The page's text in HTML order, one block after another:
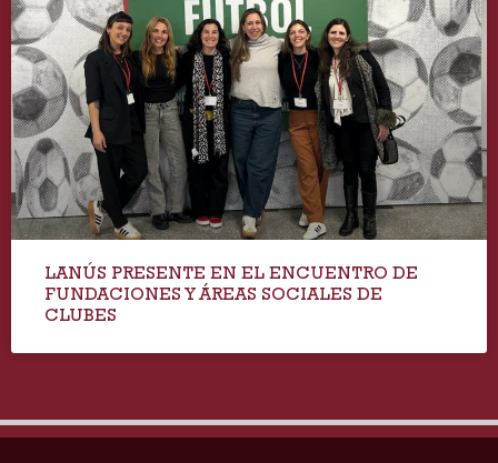
LANÚS PRESENTE EN EL ENCUENTRO DE
FUNDACIONES Y ÁREAS SOCIALES DE
CLUBES